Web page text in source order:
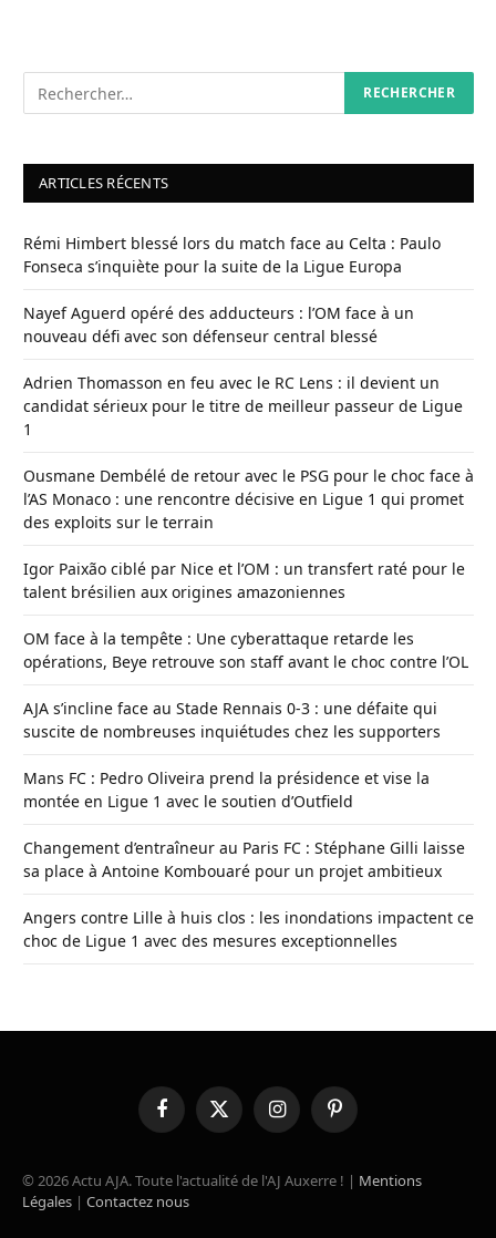
ARTICLES RÉCENTS
Rémi Himbert blessé lors du match face au Celta : Paulo
Fonseca s’inquiète pour la suite de la Ligue Europa
Nayef Aguerd opéré des adducteurs : l’OM face à un
nouveau défi avec son défenseur central blessé
Adrien Thomasson en feu avec le RC Lens : il devient un
candidat sérieux pour le titre de meilleur passeur de Ligue
1
Ousmane Dembélé de retour avec le PSG pour le choc face à
l’AS Monaco : une rencontre décisive en Ligue 1 qui promet
des exploits sur le terrain
Igor Paixão ciblé par Nice et l’OM : un transfert raté pour le
talent brésilien aux origines amazoniennes
OM face à la tempête : Une cyberattaque retarde les
opérations, Beye retrouve son staff avant le choc contre l’OL
AJA s’incline face au Stade Rennais 0-3 : une défaite qui
suscite de nombreuses inquiétudes chez les supporters
Mans FC : Pedro Oliveira prend la présidence et vise la
montée en Ligue 1 avec le soutien d’Outfield
Changement d’entraîneur au Paris FC : Stéphane Gilli laisse
sa place à Antoine Kombouaré pour un projet ambitieux
Angers contre Lille à huis clos : les inondations impactent ce
choc de Ligue 1 avec des mesures exceptionnelles
FacebookX
(Twitter)
InstagramPinterest
© 2026 Actu AJA. Toute l'actualité de l'AJ Auxerre ! | Mentions
Légales | Contactez nous